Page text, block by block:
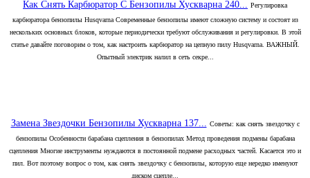
Как Снять Карбюратор С Бензопилы Хускварна 240...
Регулировка
карбюратора бензопилы Husqvarna Современные бензопилы имеют сложную систему и состоят из
нескольких основных блоков, которые периодически требуют обслуживания и регулировки. В этой
статье давайте поговорим о том, как настроить карбюратор на цепную пилу Husqvarna. ВАЖНЫЙ.
Опытный электрик налил в сеть секре...
Замена Звездочки Бензопилы Хускварна 137...
Советы: как снять звездочку с
бензопилы Особенности барабана сцепления в бензопилах Метод проведения подмены барабана
сцепления Многие инструменты нуждаются в постоянной подмене расходных частей. Касается это и
пил. Вот поэтому вопрос о том, как снять звездочку с бензопилы, которую еще нередко именуют
диском сцепле...